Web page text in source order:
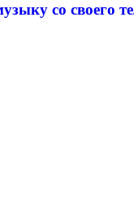
со своего